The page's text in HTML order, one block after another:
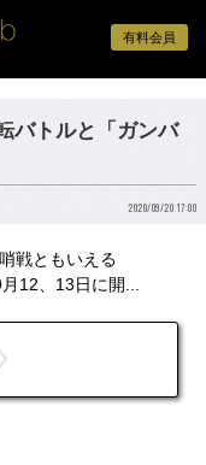
有料会員
バトルと「ガンバ
2020/09/20 17:00
戦ともいえる
12、13日に開...